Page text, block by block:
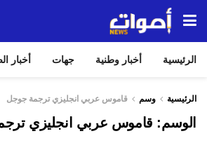
الرئيسية أخبار وطنية جهات أخبار
الرئيسية وسم قاموس عربي انجليزي ترجمة جوجل
الوسم: قاموس عربي انجليزي